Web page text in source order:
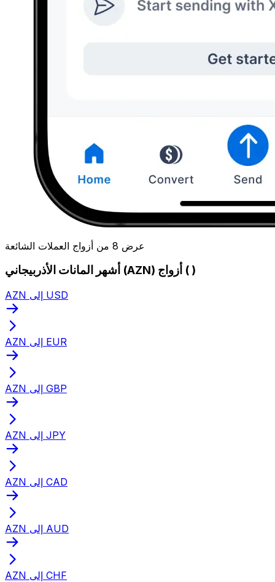
عرض 8 من أزواج العملات الشائعة
أشهر المانات الأذربيجاني (AZN) أزواج ( )
AZN إلى USD
AZN إلى EUR
AZN إلى GBP
AZN إلى JPY
AZN إلى CAD
AZN إلى AUD
AZN إلى CHF